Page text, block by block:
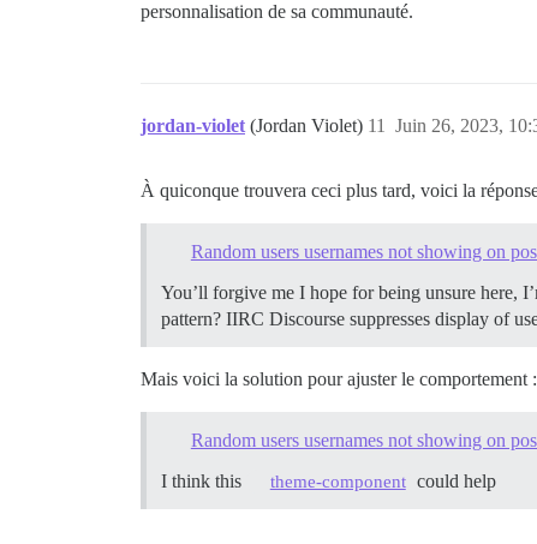
personnalisation de sa communauté.
jordan-violet (Jordan Violet) Juin 26, 2023,
11
À quiconque trouvera ceci plus tard, voici la
Random users usernames not showing on
You’ll forgive me I hope for being unsure here,
pattern? IIRC Discourse suppresses display of
Mais voici la solution pour ajuster le comportement :
Random users usernames not showing on
I think this theme-component could help